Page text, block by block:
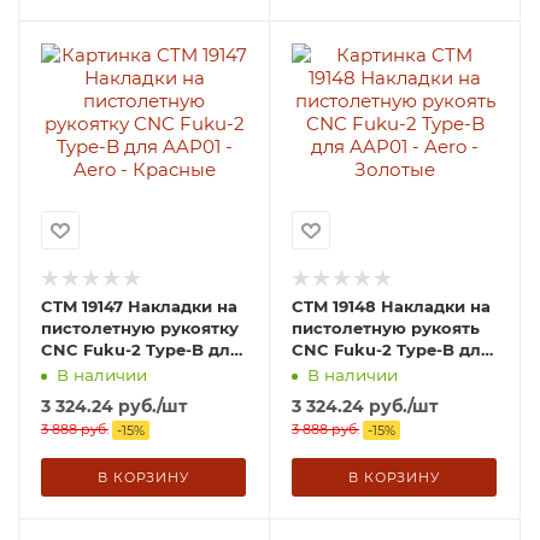
CTM 19147 Накладки на
пистолетную рукоятку
CNC Fuku-2 Type-B для
AAP01 - Aero - Красные
В наличии
3 324.24 руб./шт
3 888руб. -15%
В КОРЗИНУ
CTM 19148 Накладки на
пистолетную рукоять
CNC Fuku-2 Type-B для
AAP01 - Aero - Золотые
В наличии
3 324.24 руб./шт
3 888руб. -15%
В КОРЗИНУ